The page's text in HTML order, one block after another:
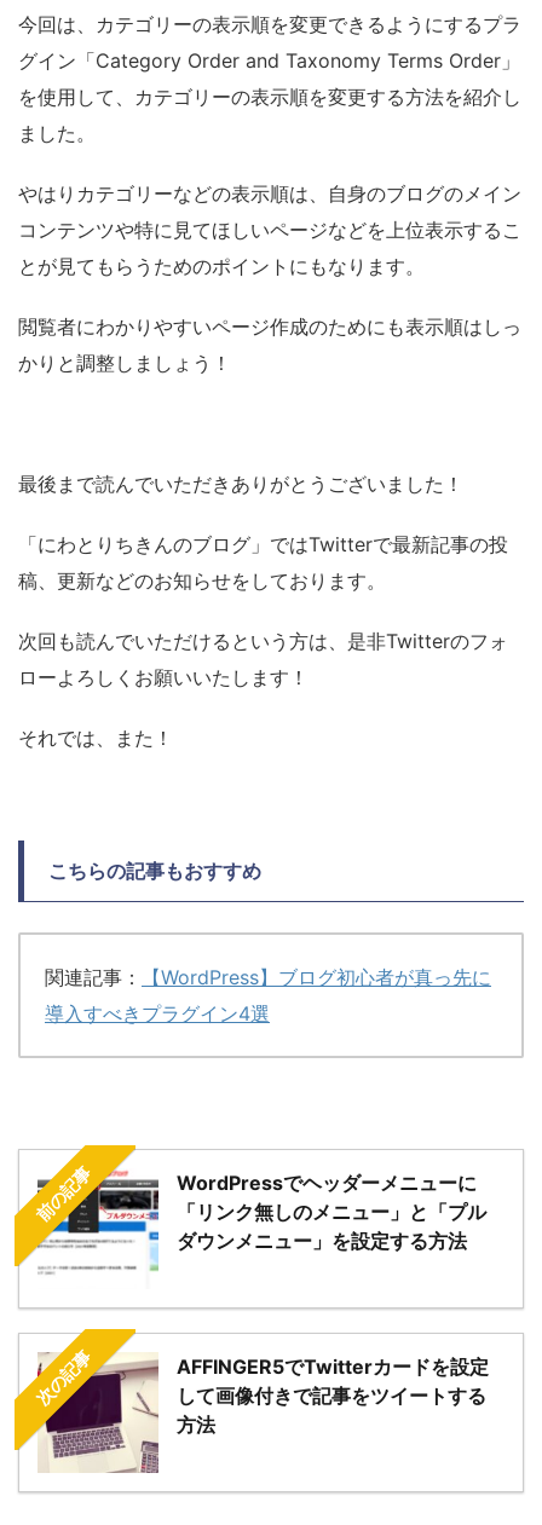
今回は、カテゴリーの表示順を変更できるようにするプラ
グイン「Category Order and Taxonomy Terms Order」
を使用して、カテゴリーの表示順を変更する方法を紹介し
ました。
やはりカテゴリーなどの表示順は、自身のブログのメイン
コンテンツや特に見てほしいページなどを上位表示するこ
とが見てもらうためのポイントにもなります。
閲覧者にわかりやすいページ作成のためにも表示順はしっ
かりと調整しましょう！
最後まで読んでいただきありがとうございました！
「にわとりちきんのブログ」ではTwitterで最新記事の投
稿、更新などのお知らせをしております。
次回も読んでいただけるという方は、是非Twitterのフォ
ローよろしくお願いいたします！
それでは、また！
こちらの記事もおすすめ
関連記事：
【WordPress】ブログ初心者が真っ先に
導入すべきプラグイン4選
前の記事
WordPressでヘッダーメニューに
「リンク無しのメニュー」と「プル
ダウンメニュー」を設定する方法
次の記事
AFFINGER5でTwitterカードを設定
して画像付きで記事をツイートする
方法